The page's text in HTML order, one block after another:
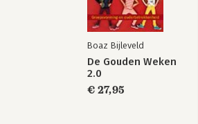
Boaz Bijleveld
De Gouden Weken
2.0
€ 27,95